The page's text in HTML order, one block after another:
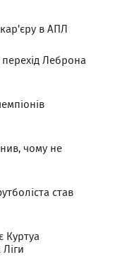
в АПЛ
Леброна
чому не
став
Куртуа